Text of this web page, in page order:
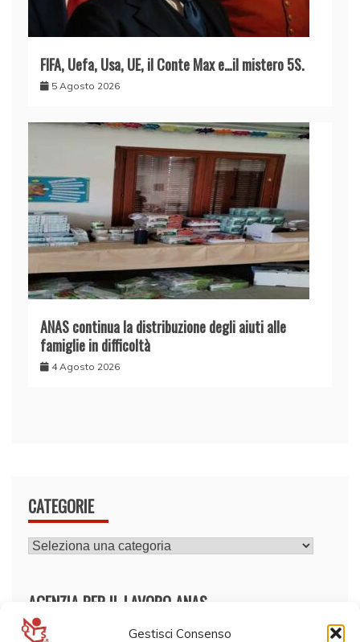
Gestisci Consenso
FIFA, Uefa, Usa, UE, il Conte Max e…il mistero 5S.
5 Agosto 2026
ANAS continua la distribuzione degli aiuti alle
famiglie in difficoltà
4 Agosto 2026
CATEGORIE
CATEGORIE
AGENZIA PER IL LAVORO ANAS